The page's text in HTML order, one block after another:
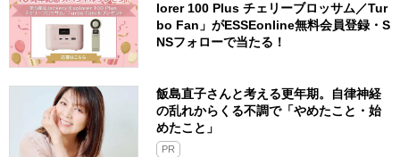
lorer 100 Plus チェリーブロッサム／Tur
bo Fan」がESSEonline無料会員登録・S
NSフォローで当たる！
飯島直子さんと考える更年期。自律神経
の乱れからくる不調で「やめたこと・始
めたこと」
PR